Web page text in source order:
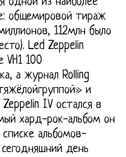
общемировой тираж
112млн было
Led Zeppelin
VH1 100
а журнал Rolling
и
IV остался в
хард-рок-альбом он
альбомов-
день